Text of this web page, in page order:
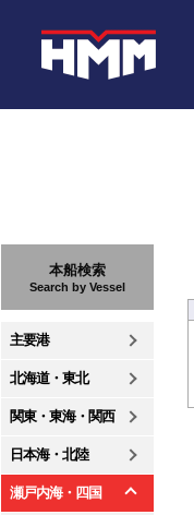
本船検索
Search by Vessel
主要港
北海道・東北
関東・東海・関西
日本海・北陸
瀬戸内海・四国